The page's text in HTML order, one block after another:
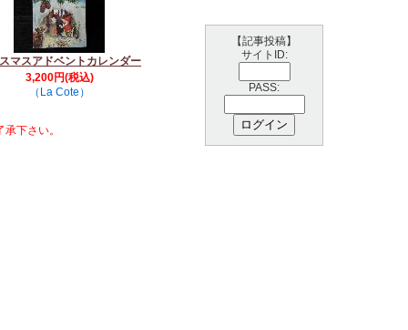
マスアドベントカレンダー
3,200円(税込)
（La Cote）
下さい。
【記事投稿】
サイトID:
PASS: